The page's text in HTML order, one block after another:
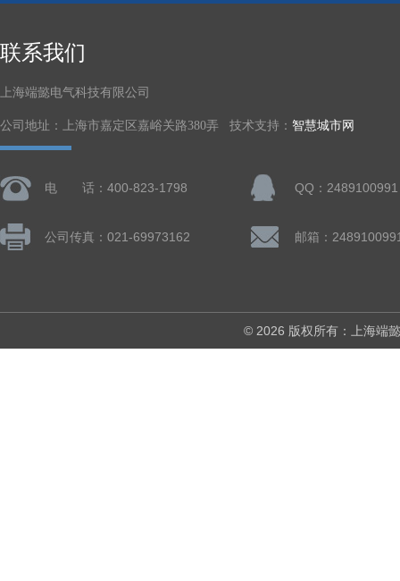
联系我们
上海端懿电气科技有限公司
公司地址：上海市嘉定区嘉峪关路380弄 技术支持： 智慧城市网
电 话：400-823-1798 QQ：2489100991
公司传真：021-69973162 邮箱：
© 2026 版权所有：上海端